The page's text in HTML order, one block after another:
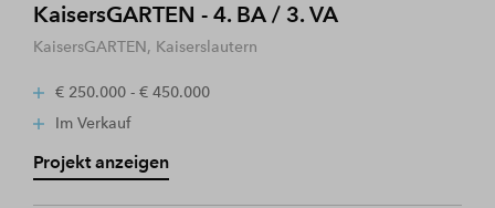
KaisersGARTEN - 4. BA / 3. VA
KaisersGARTEN, Kaiserslautern
€ 250.000 - € 450.000
Im Verkauf
Projekt anzeigen